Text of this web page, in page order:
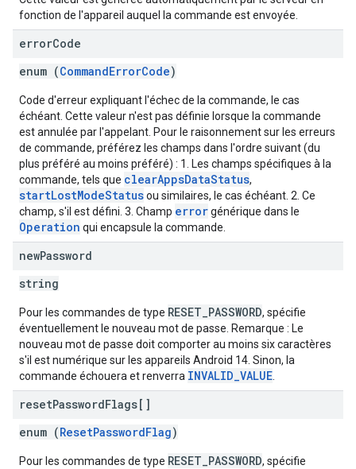
fonction de l'appareil auquel la commande est envoyée.
errorCode
enum (CommandErrorCode)
Code d'erreur expliquant l'échec de la commande, le cas
échéant. Cette valeur n'est pas définie lorsque la commande
est annulée par l'appelant. Pour le raisonnement sur les erreurs
de commande, préférez les champs dans l'ordre suivant (du
plus préféré au moins préféré) : 1. Les champs spécifiques à la
commande, tels que clearAppsDataStatus,
startLostModeStatusou similaires, le cas échéant. 2. Ce
champ, s'il est défini. 3. Champ errorgénérique dans le
Operation qui encapsule la commande.
newPassword
string
Pour les commandes de type RESET_PASSWORD, spécifie
éventuellement le nouveau mot de passe. Remarque : Le
nouveau mot de passe doit comporter au moins six caractères
s'il est numérique sur les appareils Android 14. Sinon, la
commande échouera et renverra INVALID_VALUE
resetPasswordFlags[]
enum (ResetPasswordFlag)
Pour les commandes de type RESET_PASSWORD, spécifie